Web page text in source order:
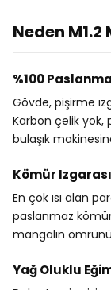
Neden M1.2
%100
Gövde, pişirme
Karbon çelik yok,
bulaşık
Kömür
En çok ısı alan
paslanmaz
mangalın
Yağ Oluklu